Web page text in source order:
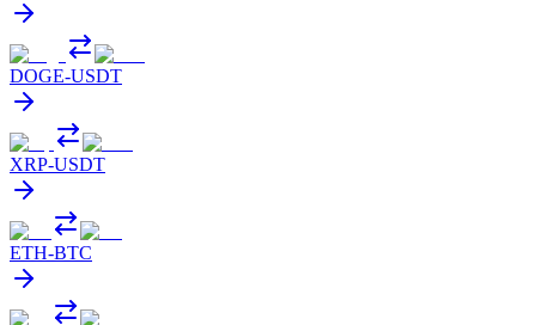
DOGE-USDT
XRP-USDT
ETH-BTC